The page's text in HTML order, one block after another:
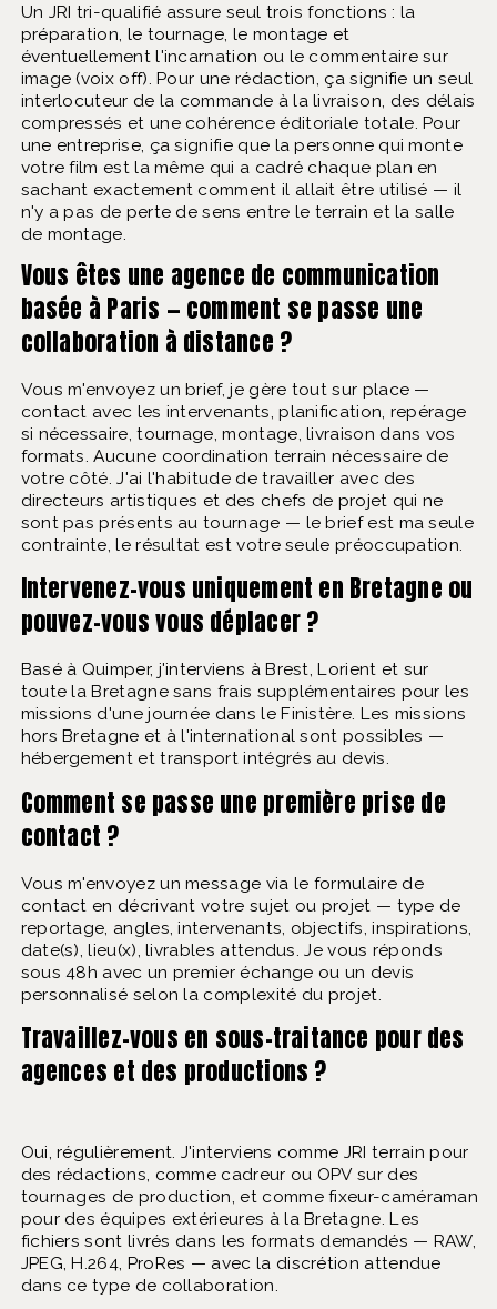
Un JRI tri-qualifié assure seul trois fonctions : la
préparation, le tournage, le montage et
éventuellement l'incarnation ou le commentaire sur
image (voix off). Pour une rédaction, ça signifie un seul
interlocuteur de la commande à la livraison, des délais
compressés et une cohérence éditoriale totale. Pour
une entreprise, ça signifie que la personne qui monte
votre film est la même qui a cadré chaque plan en
sachant exactement comment il allait être utilisé — il
n'y a pas de perte de sens entre le terrain et la salle
de montage.
Vous êtes une agence de communication
basée à Paris — comment se passe une
collaboration à distance ?
Vous m'envoyez un brief, je gère tout sur place —
contact avec les intervenants, planification, repérage
si nécessaire, tournage, montage, livraison dans vos
formats. Aucune coordination terrain nécessaire de
votre côté. J'ai l'habitude de travailler avec des
directeurs artistiques et des chefs de projet qui ne
sont pas présents au tournage — le brief est ma seule
contrainte, le résultat est votre seule préoccupation.
Intervenez-vous uniquement en Bretagne ou
pouvez-vous vous déplacer ?
Basé à Quimper, j'interviens à Brest, Lorient et sur
toute la Bretagne sans frais supplémentaires pour les
missions d'une journée dans le Finistère. Les missions
hors Bretagne et à l'international sont possibles —
hébergement et transport intégrés au devis.
Comment se passe une première prise de
contact ?
Vous m'envoyez un message via le formulaire de
contact en décrivant votre sujet ou projet — type de
reportage, angles, intervenants, objectifs, inspirations,
date(s), lieu(x), livrables attendus. Je vous réponds
sous 48h avec un premier échange ou un devis
personnalisé selon la complexité du projet.
Travaillez-vous en sous-traitance pour des
agences et des productions ?
Oui, régulièrement. J'interviens comme JRI terrain pour
des rédactions, comme cadreur ou OPV sur des
tournages de production, et comme fixeur-caméraman
pour des équipes extérieures à la Bretagne. Les
fichiers sont livrés dans les formats demandés — RAW,
JPEG, H.264, ProRes — avec la discrétion attendue
dans ce type de collaboration.